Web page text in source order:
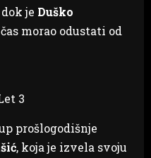
dok je Duško
morao odustati od
3
prošlogodišnje
, koja je izvela svoju